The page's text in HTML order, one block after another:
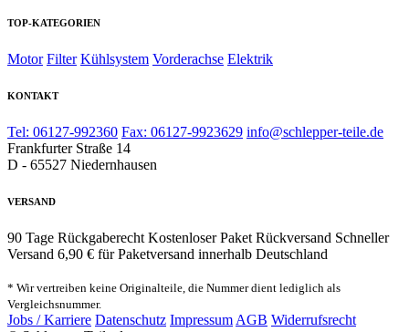
TOP-KATEGORIEN
Motor Filter Kühlsystem Vorderachse Elektrik
KONTAKT
Tel: 06127-992360 Fax: 06127-9923629 info@schlepper-teile.de
Frankfurter Straße 14
D - 65527 Niedernhausen
VERSAND
90 Tage Rückgaberecht Kostenloser Paket Rückversand Schneller
Versand 6,90 € für Paketversand innerhalb Deutschland
* Wir vertreiben keine Originalteile, die Nummer dient lediglich als
Vergleichsnummer.
Jobs / Karriere Datenschutz Impressum AGB Widerrufsrecht